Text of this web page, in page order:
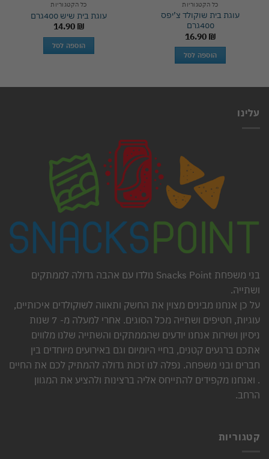
כל הקטגוריות
עוגת בית שוקולד צ’יפס
400גרם
16.90 ₪
הוספה לסל
כל הקטגוריות
עוגת בית שיש 400גרם
14.90 ₪
הוספה לסל
עלינו
בני משפחת Snacks Point נולדו עם אהבה גדולה לממתקים
ושתייה.
על כן אנחנו מבינים מצוין את החשק ותאווה לשוקולדים איכותיים,
עוגיות, חטיפים ושתייה מכל הסוגים. אחרי למעלה מ- 7 שנות
ניסיון ושירות אנחנו יודעים שהממתקים והשתייה שלנו מלווים
אתכם ברגעים קטנים, בחיי היומיום וגם באירועים מיוחדים בין
חברים ובני משפחה. נפלה לנו זכות גדולה להמתיק לכם את החיים
. ואנחנו מקפידים להתייחס אליה ברצינות ולהציע את המגוון
הרחב.
קטגוריות